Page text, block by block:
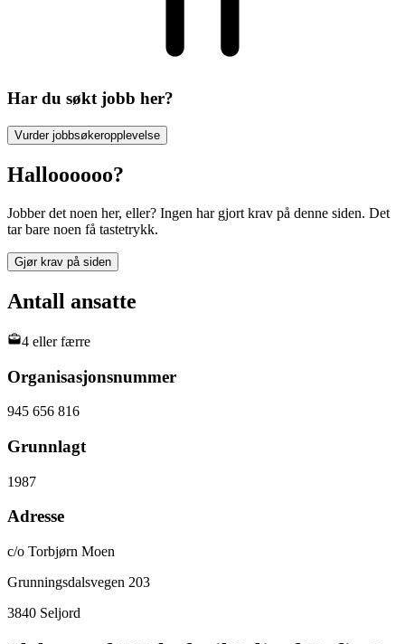
Har du søkt jobb her?
Vurder jobbsøkeropplevelse
Halloooooo?
Jobber det noen her, eller? Ingen har gjort krav på denne siden. Det
tar bare noen få tastetrykk.
Gjør krav på siden
Antall ansatte
4 eller færre
Organisasjonsnummer
945 656 816
Grunnlagt
1987
Adresse
c/o Torbjørn Moen
Grunningsdalsvegen 203
3840 Seljord